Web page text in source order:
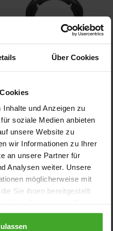
Über Cookies
und Anzeigen zu
soziale Medien anbieten
unsere Website zu
wir Informationen zu Ihrer
an unsere Partner für
Analysen weiter. Unsere
möglicherweise mit
Sie ihnen bereitgestellt
ab
0,82 €
6Varianten